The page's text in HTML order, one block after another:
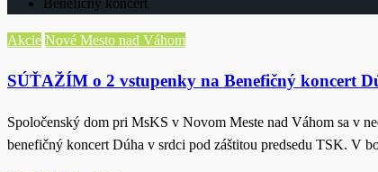
Akcie Nové Mesto nad Váhom
SÚŤAŽÍM o 2 vstupenky na Benefičný koncert
Spoločenský dom pri MsKS v Novom Meste nad Váhom sa v
benefičný koncert Dúha v srdci pod záštitou predsedu TSK. V